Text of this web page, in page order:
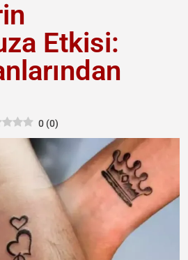
Etkisi:
0 (0)